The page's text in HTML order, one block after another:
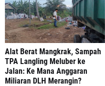
Alat Berat Mangkrak, Sampah
TPA Langling Meluber ke
Jalan: Ke Mana Anggaran
Miliaran DLH Merangin?